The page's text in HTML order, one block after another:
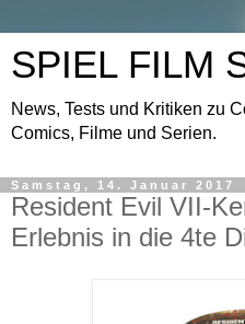
SPIEL FILM
News, Tests und Kritiken zu
Comics, Filme und Serien.
Samstag, 14. Januar 2017
Resident Evil VII-
Erlebnis in die 4te